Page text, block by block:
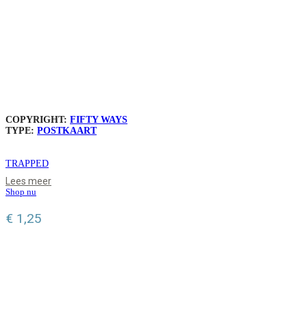
COPYRIGHT: FIFTY WAYS
TYPE: POSTKAART
TRAPPED
Lees meer
Shop nu
€ 1,25